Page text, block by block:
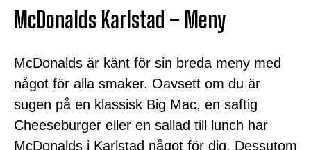
McDonalds Karlstad – Meny
McDonalds är känt för sin breda meny med
något för alla smaker. Oavsett om du är
sugen på en klassisk Big Mac, en saftig
Cheeseburger eller en sallad till lunch har
McDonalds i Karlstad något för dig. Dessutom